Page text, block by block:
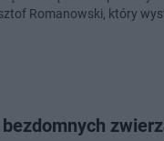
Romanowski, który
bezdomnych